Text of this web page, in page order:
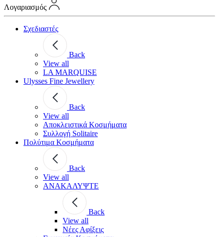
Λογαριασμός
Σχεδιαστές
Back
View all
LA MARQUISE
Ulysses Fine Jewellery
Back
View all
Αποκλειστικά Κοσμήματα
Συλλογή Solitaire
Πολύτιμα Κοσμήματα
Back
View all
ΑΝΑΚΑΛΥΨΤΕ
Back
View all
Νέες Αφίξεις